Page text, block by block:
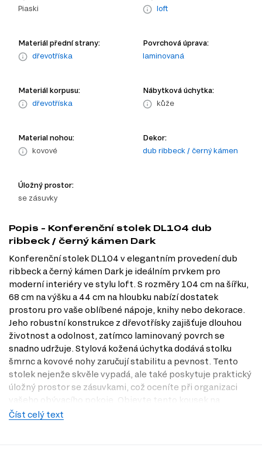
Piaski
loft
Materiál přední strany:
dřevotříska
Povrchová úprava:
laminovaná
Materiál korpusu:
dřevotříska
Nábytková úchytka:
kůže
Material nohou:
kovové
Dekor:
dub ribbeck / černý kámen
Úložný prostor:
se zásuvky
Popis - Konferenční stolek DL104 dub
ribbeck / černý kámen Dark
Konferenční stolek DL104 v elegantním provedení dub
ribbeck a černý kámen Dark je ideálním prvkem pro
moderní interiéry ve stylu loft. S rozměry 104 cm na šířku,
68 cm na výšku a 44 cm na hloubku nabízí dostatek
prostoru pro vaše oblíbené nápoje, knihy nebo dekorace.
Jeho robustní konstrukce z dřevotřísky zajišťuje dlouhou
životnost a odolnost, zatímco laminovaný povrch se
snadno udržuje. Stylová kožená úchytka dodává stolku
šmrnc a kovové nohy zaručují stabilitu a pevnost. Tento
stolek nejenže skvěle vypadá, ale také poskytuje praktický
úložný prostor se zásuvkami, což oceníte při organizaci
vašeho obývacího pokoje. Objevte tento kousek na
Dubok.cz a navštivte naši prodejnu v Praze pro osobní
Číst celý text